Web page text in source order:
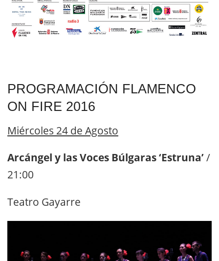
PROGRAMACIÓN FLAMENCO
ON FIRE 2016
Miércoles 24 de Agosto
Arcángel y las Voces Búlgaras ‘Estruna’/
21:00
Teatro Gayarre